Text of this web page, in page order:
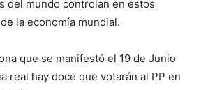
del mundo controlan en estos
la economía mundial.
que se manifestó el 19 de Junio
real hay doce que votarán al PP en